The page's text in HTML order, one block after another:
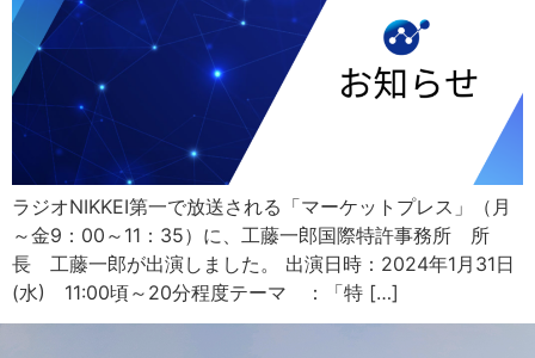
ラジオNIKKEI第一で放送される「マーケットプレス」（月
～金9：00～11：35）に、工藤一郎国際特許事務所 所
長 工藤一郎が出演しました。 出演日時：2024年1月31日
(水) 11:00頃～20分程度テーマ ：「特 […]